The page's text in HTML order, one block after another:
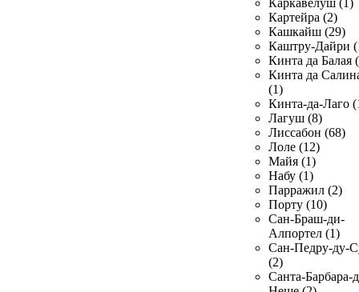
Каркавелуш (1)
Картейра (2)
Кашкайш (29)
Каштру-Дайри
Кинта да Балая
Кинта да
(1)
Кинта-да-Лаго
Лагуш (8)
Лиссабон (68)
Лоле (12)
Майя (1)
Набу (1)
Парражил (2)
Порту (10)
Сан-Браш-ди-
Алпортел (1)
Сан-Педру-ду-
(2)
Санта-Барбара-